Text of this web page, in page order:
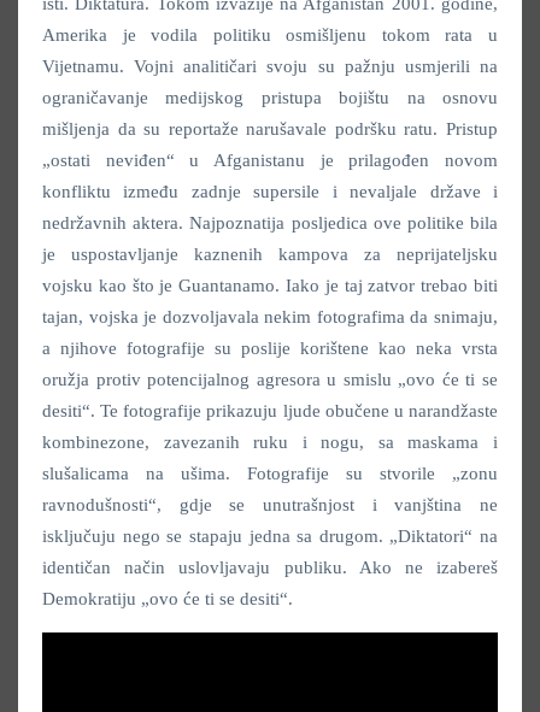
Amerika je vodila politiku osmišljenu tokom rata u
Vijetnamu. Vojni analitičari svoju su pažnju usmjerili na
ograničavanje medijskog pristupa bojištu na osnovu
mišljenja da su reportaže narušavale podršku ratu. Pristup
„ostati neviđen“ u Afganistanu je prilagođen novom
konfliktu između zadnje supersile i nevaljale države i
nedržavnih aktera. Najpoznatija posljedica ove politike bila
je uspostavljanje kaznenih kampova za neprijateljsku
vojsku kao što je Guantanamo. Iako je taj zatvor trebao biti
tajan, vojska je dozvoljavala nekim fotografima da snimaju,
a njihove fotografije su poslije korištene kao neka vrsta
oružja protiv potencijalnog agresora u smislu „ovo će ti se
desiti“. Te fotografije prikazuju ljude obučene u narandžaste
kombinezone, zavezanih ruku i nogu, sa maskama i
slušalicama na ušima. Fotografije su stvorile „zonu
ravnodušnosti“, gdje se unutrašnjost i vanjština ne
isključuju nego se stapaju jedna sa drugom. „Diktatori“ na
identičan način uslovljavaju publiku. Ako ne izabereš
Demokratiju „ovo će ti se desiti“.